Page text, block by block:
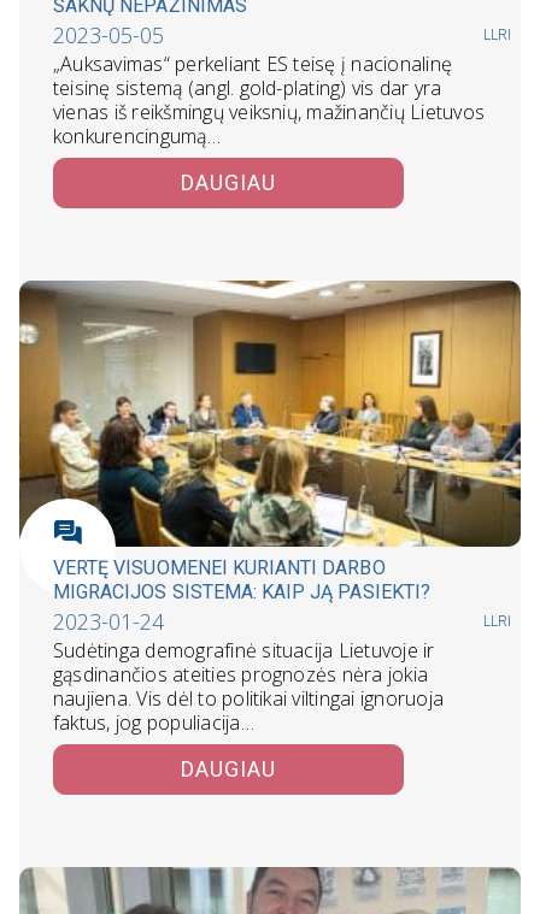
ŠAKNŲ NEPAŽINIMAS
2023-05-05 LLRI
„Auksavimas“ perkeliant ES teisę į nacionalinę
teisinę sistemą (angl. gold-plating) vis dar yra
vienas iš reikšmingų veiksnių, mažinančių Lietuvos
konkurencingumą…
DAUGIAU
VERTĘ VISUOMENEI KURIANTI DARBO
MIGRACIJOS SISTEMA: KAIP JĄ PASIEKTI?
2023-01-24 LLRI
Sudėtinga demografinė situacija Lietuvoje ir
gąsdinančios ateities prognozės nėra jokia
naujiena. Vis dėl to politikai viltingai ignoruoja
faktus, jog populiacija…
DAUGIAU